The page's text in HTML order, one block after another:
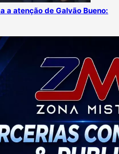
a atenção de Galvão Bueno: